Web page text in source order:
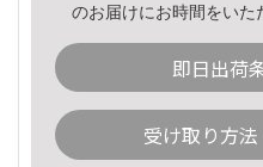
のお届けにお時間をいた
即日出荷
受け取り方